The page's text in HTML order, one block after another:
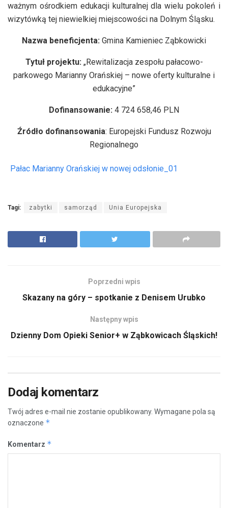
ważnym ośrodkiem edukacji kulturalnej dla wielu pokoleń i
wizytówką tej niewielkiej miejscowości na Dolnym Śląsku.
Nazwa beneficjenta: Gmina Kamieniec Ząbkowicki
Tytuł projektu: „Rewitalizacja zespołu pałacowo-
parkowego Marianny Orańskiej – nowe oferty kulturalne i
edukacyjne”
Dofinansowanie: 4 724 658,46 PLN
Źródło dofinansowania: Europejski Fundusz Rozwoju
Regionalnego
Pałac Marianny Orańskiej w nowej odsłonie_01
Tagi: zabytki samorząd Unia Europejska
Poprzedni wpis
Skazany na góry – spotkanie z Denisem Urubko
Następny wpis
Dzienny Dom Opieki Senior+ w Ząbkowicach Śląskich!
Dodaj komentarz
Twój adres e-mail nie zostanie opublikowany. Wymagane pola są
oznaczone *
Komentarz *